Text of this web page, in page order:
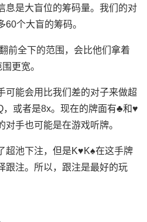
息是大盲位的筹码量。我们的对
个大盲的筹码。
前全下的范围，会比他们拿着
更宽。
可能会用比我们差的对子来做超
，或者是8x。现在的牌面有♣和♥
手也可能是在游戏听牌。
超池下注，但是K♥K♠在这手牌
跟注。所以，跟注是最好的玩